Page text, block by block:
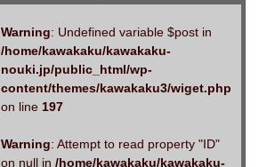
Warning: Undefined variable $post in
/home/kawakaku/kawakaku-
nouki.jp/public_html/wp-
content/themes/kawakaku3/wiget.php
on line 197
Warning: Attempt to read property "ID"
on null in /home/kawakaku/kawakaku-